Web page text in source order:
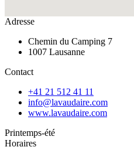
Adresse
Chemin du Camping 7
1007 Lausanne
Contact
+41 21 512 41 11
info@lavaudaire.com
www.lavaudaire.com
Printemps-été
Horaires